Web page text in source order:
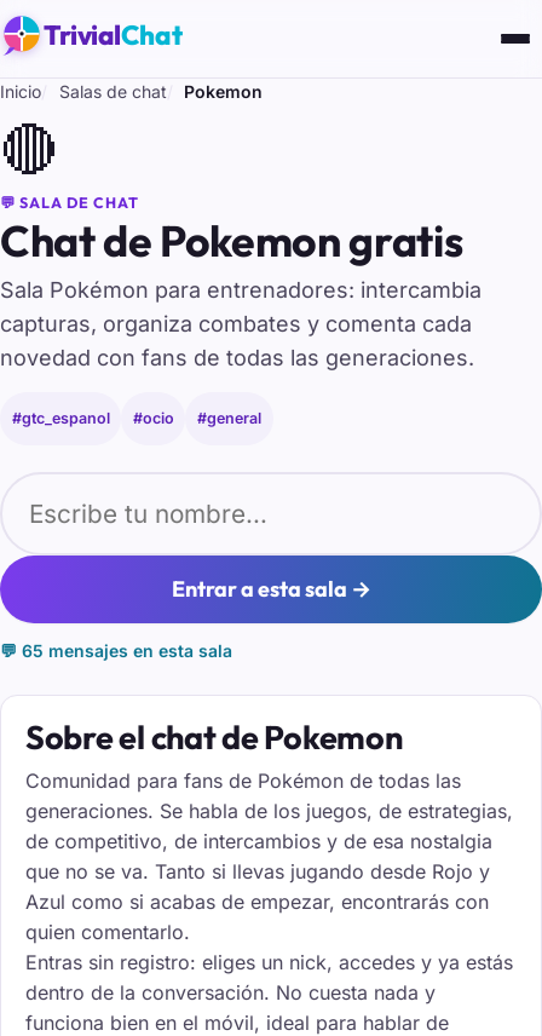
TrivialChat
Inicio Salas de chat Pokemon
🔴
💬 SALA DE CHAT
Chat de Pokemon gratis
Sala Pokémon para entrenadores: intercambia
capturas, organiza combates y comenta cada
novedad con fans de todas las generaciones.
#gtc_espanol #ocio #general
Entrar a esta sala →
💬 65 mensajes en esta sala
Sobre el chat de Pokemon
Comunidad para fans de Pokémon de todas las
generaciones. Se habla de los juegos, de estrategias,
de competitivo, de intercambios y de esa nostalgia
que no se va. Tanto si llevas jugando desde Rojo y
Azul como si acabas de empezar, encontrarás con
quien comentarlo.
Entras sin registro: eliges un nick, accedes y ya estás
dentro de la conversación. No cuesta nada y
funciona bien en el móvil, ideal para hablar de